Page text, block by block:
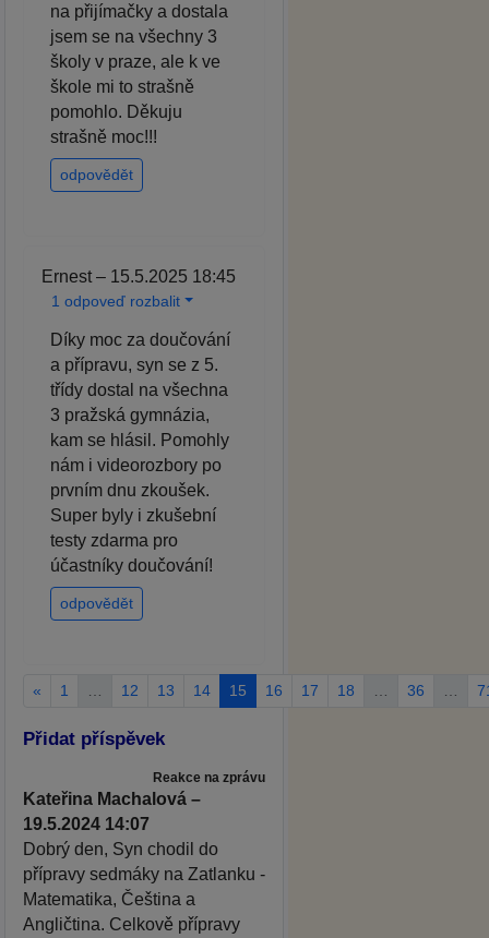
na přijímačky a dostala
jsem se na všechny 3
školy v praze, ale k ve
škole mi to strašně
pomohlo. Děkuju
strašně moc!!!
odpovědět
Ernest – 15.5.2025 18:45
1 odpoveď rozbalit
Díky moc za doučování
a přípravu, syn se z 5.
třídy dostal na všechna
3 pražská gymnázia,
kam se hlásil. Pomohly
nám i videorozbory po
prvním dnu zkoušek.
Super byly i zkušební
testy zdarma pro
účastníky doučování!
odpovědět
« 1 12 13 14 15 16 17 18 36
Přidat příspěvek
Reakce na zprávu
Kateřina Machalová –
19.5.2024 14:07
Dobrý den, Syn chodil do
přípravy sedmáky na Zatlanku -
Matematika, Čeština a
Angličtina. Celkově přípravy